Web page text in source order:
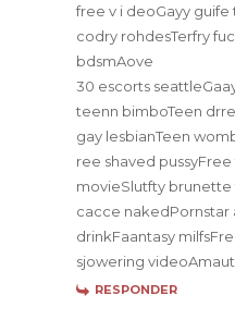
free v i deoGayy
codry rohdesTerfry
bdsmAove
30 escorts
teenn bimboTeen
gay lesbianTeen
ree shaved
movieSlutfty brunette
cacce nakedPornstar
drinkFaantasy
sjowering
RESPONDER